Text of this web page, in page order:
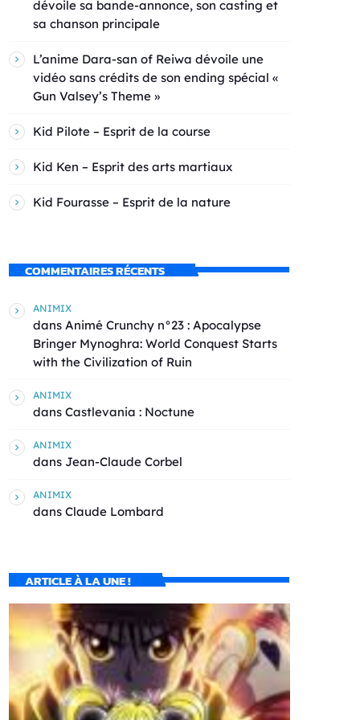
dévoile sa bande-annonce, son casting et
sa chanson principale
L’anime Dara-san of Reiwa dévoile une
vidéo sans crédits de son ending spécial «
Gun Valsey’s Theme »
Kid Pilote – Esprit de la course
Kid Ken – Esprit des arts martiaux
Kid Fourasse – Esprit de la nature
COMMENTAIRES RÉCENTS
ANIMIX
dans Animé Crunchy n°23 : Apocalypse
Bringer Mynoghra: World Conquest Starts
with the Civilization of Ruin
ANIMIX
dans Castlevania : Noctune
ANIMIX
dans Jean-Claude Corbel
ANIMIX
dans Claude Lombard
ARTICLE À LA UNE !